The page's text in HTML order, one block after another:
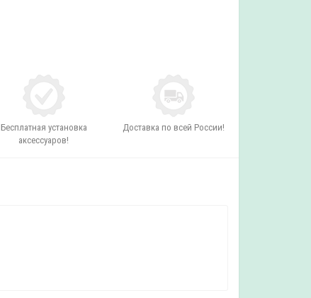
Бесплатная установка
аксессуаров!
Доставка по всей России!